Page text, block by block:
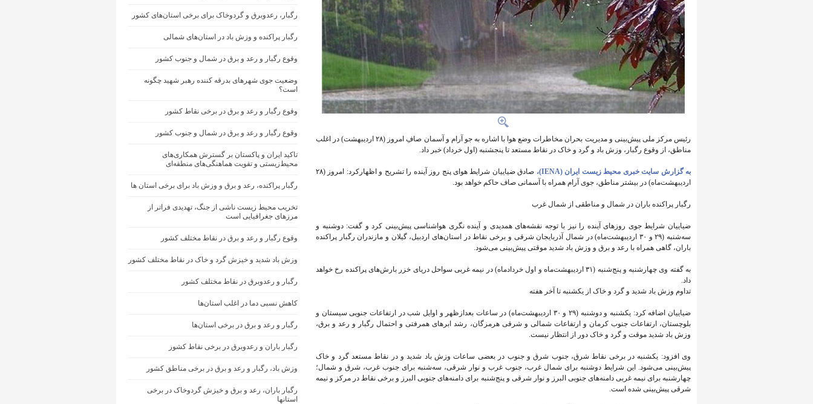
رئیس مرکز ملی پیش‌بینی و مدیریت بحران مخاطرات وضع هوا با اشاره به جو آرام و آسمان صافِ امروز (۲۸ اردیبهشت) در اغلب
مناطق، از وقوع رگبار، وزش باد و گرد و خاک در نقاط مستعد تا پنجشنبه (اول خرداد) خبر داد.
به گزارش سایت خبری محیط زیست ایران (IENA)،
صادق ضیاییان شرایط هوای پنج روز آینده را تشریح و اظهارکرد: امروز (۲۸
اردیبهشت‌ماه) در بیشتر مناطق، جوی آرام همراه با آسمانی صاف حاکم خواهد بود.
رگبار پراکنده باران در شمال و مناطقی از شمال غرب
ضیاییان شرایط جوی روزهای آینده را نیز با توجه نقشه‌های همدیدی و آینده نگری هواشناسی پیش‌بینی کرد و گفت:‌ دوشنبه و
سه‌شنبه (۲۹ و ۳۰ اردیبهشت‌ماه) در شمال آذربایجان شرقی و برخی نقاط در استان‌های اردبیل، گیلان و مازندران رگبار پراکنده
باران، گاهی همراه با رعد و برق و وزش باد شدید موقتی پیش‌بینی می‌شود.
به گفته وی چهارشنبه و پنج‌شنبه (۳۱ اردیبهشت‌ماه و اول خردادماه) در نیمه غربی سواحل دریای خزر بارش‌های پراکنده رخ خواهد
داد.
تداوم وزش باد شدید و گرد و خاک از یکشنبه تا آخر هفته
ضیاییان اضافه کرد: یکشنبه و دوشنبه (۲۹ و ۳۰ اردیبهشت‌ماه) در ساعات بعدازظهر و اوایل شب در ارتفاعات جنوبی سیستان و
بلوچستان، ارتفاعات جنوب کرمان و ارتفاعات شمالی و شرقی هرمزگان، رشد ابرهای همرفتی و احتمال رگبار و رعد و برق،
وزش باد شدید موقت و گرد و خاک دور از انتظار نیست.
وی افزود: یکشنبه در برخی نقاط شرق، جنوب شرق و جنوب در بعضی ساعات وزش باد شدید و در نقاط مستعد گرد و خاک
پیش‌بینی می‌شود. این شرایط دوشنبه برای شمال غرب، جنوب غرب و نوار شرقی، سه‌شنبه برای جنوب غرب، شرق و شمال؛
چهارشنبه برای نیمه غربی دامنه‌های جنوبی البرز و نوار شرقی و پنج‌شنبه برای دامنه‌های جنوبی البرز و برخی نقاط در مرکز و نیمه
شرقی پیش‌بینی شده است.
رگبار، رعدوبرق و گردوخاک برای برخی استان‌های کشور
رگبار پراکنده و وزش باد در استان‌های شمالی
وقوع رگبار و رعد و برق در شمال و جنوب کشور
وضعیت جوی شهرهای بدرقه کننده رهبر شهید چگونه
است؟
وقوع رگبار و رعد و برق در برخی نقاط کشور
وقوع رگبار و رعد و برق در شمال و جنوب کشور
تاکید ایران و پاکستان بر گسترش همکاری‌های
محیط‌زیستی و تقویت هماهنگی‌های منطقه‌ای
رگبار پراکنده، رعد و برق و وزش باد برای برخی استان ها
تخریب محیط زیست ناشی از جنگ، تهدیدی فراتر از
مرزهای جغرافیایی است
وقوع رگبار و رعد و برق در نقاط مختلف کشور
وزش باد شدید و خیزش گرد و خاک در نقاط مختلف کشور
رگبار و رعدوبرق در نقاط مختلف کشور
کاهش نسبی دما در اغلب استان‌ها
رگبار و رعد و برق در برخی استان‌ها
رگبار باران و رعدوبرق در برخی نقاط کشور
وزش باد، رگبار و رعد و برق در برخی مناطق کشور
رگبار باران، رعد و برق و خیزش گردوخاک در برخی
استانها